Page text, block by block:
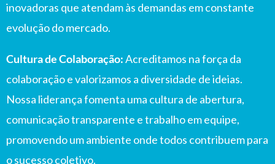
inovadoras que atendam às demandas em constante
evolução do mercado.
Cultura de Colaboração:Acreditamos na força da
colaboração e valorizamos a diversidade de ideias.
Nossa liderança fomenta uma cultura de abertura,
comunicação transparente e trabalho em equipe,
promovendo um ambiente onde todos contribuem para
o sucesso coletivo.